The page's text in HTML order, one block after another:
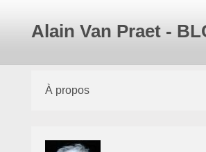
Alain Van Praet -
À propos